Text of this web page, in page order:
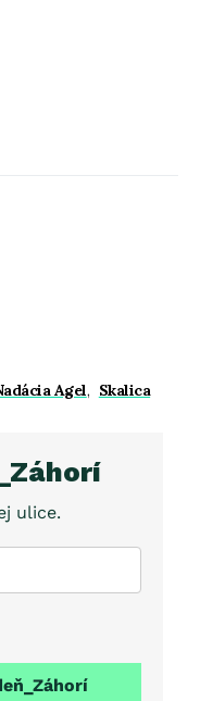
Agel, Skalica
ulice.